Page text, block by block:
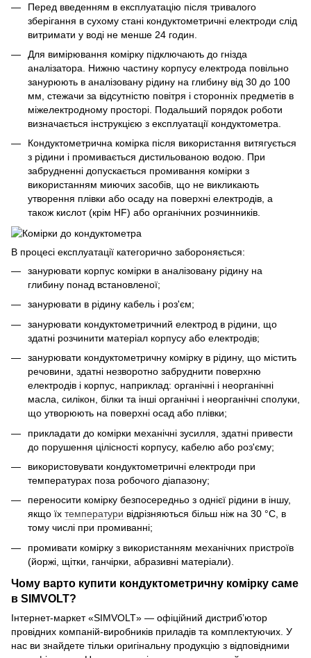
Перед введенням в експлуатацію після тривалого
зберігання в сухому стані кондуктометричні електроди слід
витримати у воді не менше 24 годин.
Для вимірювання комірку підключають до гнізда
аналізатора. Нижню частину корпусу електрода повільно
занурюють в аналізовану рідину на глибину від 30 до 100
мм, стежачи за відсутністю повітря і сторонніх предметів в
міжелектродному просторі. Подальший порядок роботи
визначається інструкцією з експлуатації кондуктометра.
Кондуктометрична комірка після використання витягується
з рідини і промивається дистильованою водою. При
забрудненні допускається промивання комірки з
використанням миючих засобів, що не викликають
утворення плівки або осаду на поверхні електродів, а
також кислот (крім HF) або органічних розчинників.
В процесі експлуатації категорично забороняється:
занурювати корпус комірки в аналізовану рідину на
глибину понад встановленої;
занурювати в рідину кабель і роз'єм;
занурювати кондуктометричний електрод в рідини, що
здатні розчинити матеріал корпусу або електродів;
занурювати кондуктометричну комірку в рідину, що містить
речовини, здатні незворотно забруднити поверхню
електродів і корпус, наприклад: органічні і неорганічні
масла, силікон, білки та інші органічні і неорганічні сполуки,
що утворюють на поверхні осад або плівки;
прикладати до комірки механічні зусилля, здатні привести
до порушення цілісності корпусу, кабелю або роз'єму;
використовувати кондуктометричні електроди при
температурах поза робочого діапазону;
переносити комірку безпосередньо з однієї рідини в іншу,
якщо їх температури відрізняються більш ніж на 30 °C, в
тому числі при промиванні;
промивати комірку з використанням механічних пристроїв
(йоржі, щітки, ганчірки, абразивні матеріали).
Чому варто купити кондуктометричну комірку саме
в SIMVOLT?
Інтернет-маркет «SIMVOLT» — офіційний дистриб’ютор
провідних компаній-виробників приладів та комплектуючих. У
нас ви знайдете тільки оригінальну продукцію з відповідними